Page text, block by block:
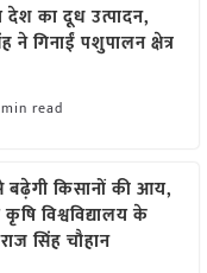
का दूध उत्पादन,
गिनाईं पशुपालन क्षेत्र
read
बढ़ेगी किसानों की आय,
कृषि विश्वविद्यालय के
सिंह चौहान